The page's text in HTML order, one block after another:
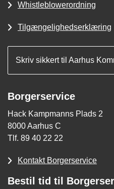
Whistleblowerordning
Tilgængelighedserklæring
Skriv sikkert til Aarhus
Borgerservice
Hack Kampmanns Plads 2
8000 Aarhus C
Tlf. 89 40 22 22
Kontakt Borgerservice
Bestil tid til